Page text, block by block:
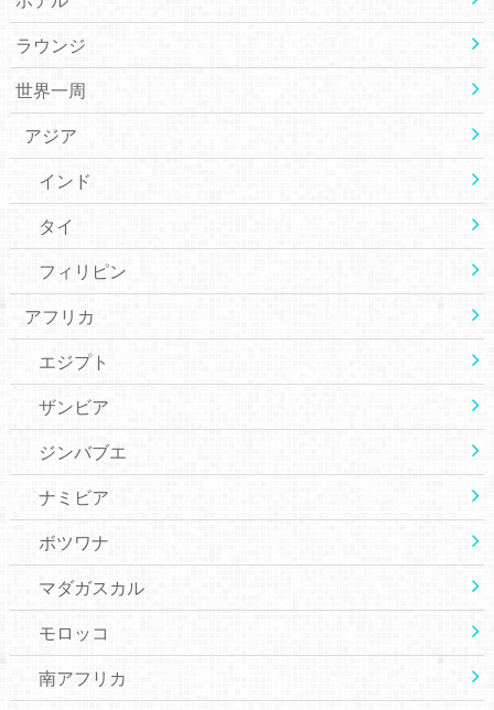
ラウンジ
世界一周
アジア
インド
タイ
フィリピン
アフリカ
エジプト
ザンビア
ジンバブエ
ナミビア
ボツワナ
マダガスカル
モロッコ
南アフリカ